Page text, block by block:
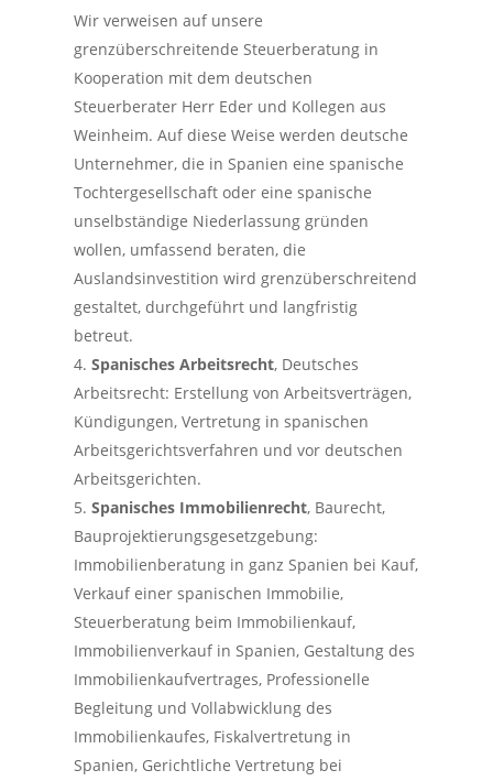
Wir verweisen auf unsere
grenzüberschreitende Steuerberatung in
Kooperation mit dem deutschen
Steuerberater Herr Eder und Kollegen aus
Weinheim. Auf diese Weise werden deutsche
Unternehmer, die in Spanien eine spanische
Tochtergesellschaft oder eine spanische
unselbständige Niederlassung gründen
wollen, umfassend beraten, die
Auslandsinvestition wird grenzüberschreitend
gestaltet, durchgeführt und langfristig
betreut.
Spanisches Arbeitsrecht, Deutsches
Arbeitsrecht: Erstellung von Arbeitsverträgen,
Kündigungen, Vertretung in spanischen
Arbeitsgerichtsverfahren und vor deutschen
Arbeitsgerichten.
Spanisches Immobilienrecht, Baurecht,
Bauprojektierungsgesetzgebung:
Immobilienberatung in ganz Spanien bei Kauf,
Verkauf einer spanischen Immobilie,
Steuerberatung beim Immobilienkauf,
Immobilienverkauf in Spanien, Gestaltung des
Immobilienkaufvertrages, Professionelle
Begleitung und Vollabwicklung des
Immobilienkaufes, Fiskalvertretung in
Spanien, Gerichtliche Vertretung bei